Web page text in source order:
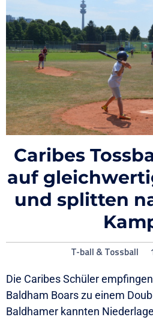
Caribes
auf
und splitten
T-ball & Tossball
Die Caribes Schüler
Baldham Boars zu einem
Baldhamer kannten